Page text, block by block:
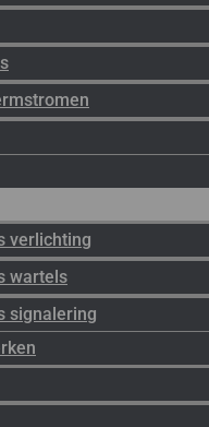
verlichting
wartels
signalering